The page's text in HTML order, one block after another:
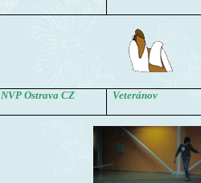
NVP Ostrava CZ Veteránov